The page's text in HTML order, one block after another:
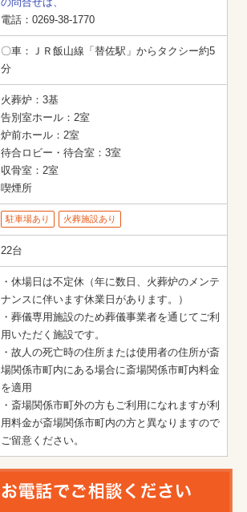
電話： 0269-38-1770
〇車：ＪＲ飯山線「替佐駅」からタクシー約5
分
火葬炉：3基
告別室ホール：2室
炉前ホール：2室
待合ロビー・待合室：3室
収骨室：2室
喫煙所
駐車場あり 火葬施設あり
22台
・休場日は不定休（年に数日、火葬炉のメンテ
ナンスに伴います休業日があります。）
・葬儀専用施設のため葬儀事業者を通じてご利
用いただく施設です。
・故人の死亡時の住所または使用者の住所が斎
場関係市町内にある場合に斎場関係市町内料金
を適用
・斎場関係市町外の方もご利用になれますが利
用料金が斎場関係市町内の方と異なりますので
ご留意ください。